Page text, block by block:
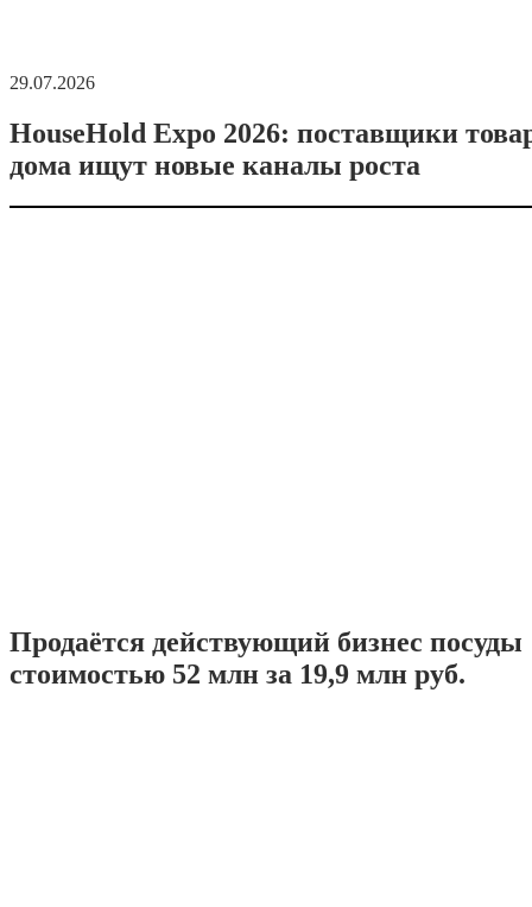
29.07.2026
HouseHold Expo 2026: поставщики
дома ищут новые каналы роста
Продаётся действующий бизнес посуды
стоимостью 52 млн за 19,9 млн руб.